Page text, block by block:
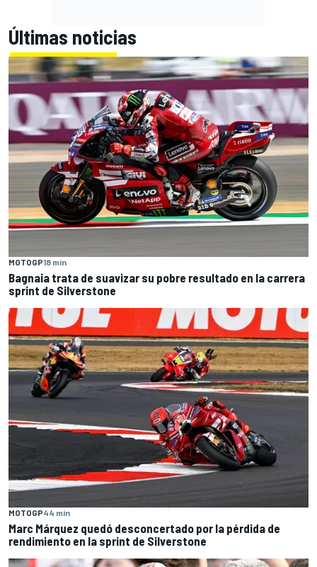
Últimas noticias
MOTOGP18 min
Bagnaia trata de suavizar su pobre resultado en la carrera
sprint de Silverstone
MOTOGP44 min
Marc Márquez quedó desconcertado por la pérdida de
rendimiento en la sprint de Silverstone